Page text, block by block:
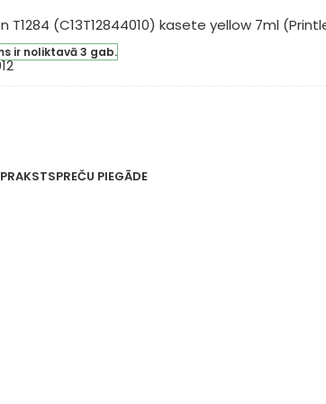
T1284 (C13T12844010) kasete yellow 7ml
ir noliktavā 3 gab.
PREČU PIEGĀDE